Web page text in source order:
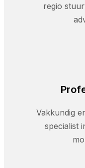
regio
Vakkundig
specialist